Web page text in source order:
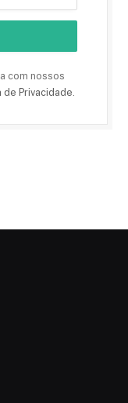
com nossos
de Privacidade